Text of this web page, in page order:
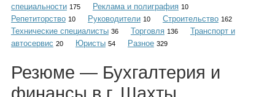
Каталог
Инфо
специальности 175 Реклама и полиграфия 10
Репетиторство 10 Руководители 10 Строительство 162
Технические специалисты 36 Торговля 136
Транспорт и
автосервис 20 Юристы 54 Разное 329
Резюме — Бухгалтерия и